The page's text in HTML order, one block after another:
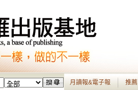
月讀報&電子報 推